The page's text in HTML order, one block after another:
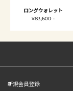
ロングウォレット
¥83,600 -
新規会員登録